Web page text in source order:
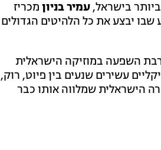
בישראל,עמיר בניון מכריז
באמפי קיסריה ב-6 באוגוסט, במופע שבו יבצע את כל הלהיטים הגדולים
משמעותית ורבת השפעה במוזיקה הישראלית
עשירים שנעים בין פיוט, רוק,
הישראלית שמלווה אותו כבר